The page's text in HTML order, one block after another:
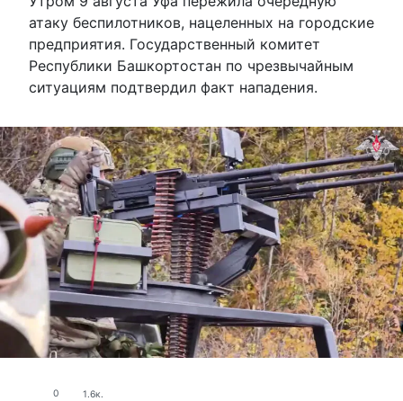
атаку беспилотников, нацеленных на городские
предприятия. Государственный комитет
Республики Башкортостан по чрезвычайным
ситуациям подтвердил факт нападения.
0 1.6к.